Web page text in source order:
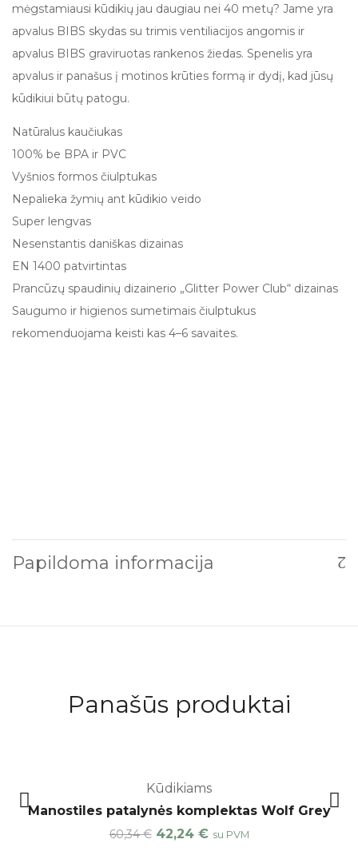
mėgstamiausi kūdikių jau daugiau nei 40 metų? Jame yra
apvalus BIBS skydas su trimis ventiliacijos angomis ir
apvalus BIBS graviruotas rankenos žiedas. Spenelis yra
apvalus ir panašus į motinos krūties formą ir dydį, kad jūsų
kūdikiui būtų patogu.
Natūralus kaučiukas
100% be BPA ir PVC
Vyšnios formos čiulptukas
Nepalieka žymių ant kūdikio veido
Super lengvas
Nesenstantis daniškas dizainas
EN 1400 patvirtintas
Prancūzų spaudinių dizainerio „Glitter Power Club“ dizainas
Saugumo ir higienos sumetimais čiulptukus
rekomenduojama keisti kas 4–6 savaites.
Papildoma informacija
Panašūs produktai
Kūdikiams
Manostiles patalynės komplektas Wolf Grey
60,34€ 42,24 € su PVM